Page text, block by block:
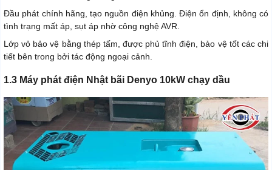
Đầu phát chính hãng, tạo nguồn điện khủng. Điện ổn định, không có
tình trạng mất áp, sụt áp nhờ công nghệ AVR.
Lớp vỏ bảo vệ bằng thép tấm, được phủ tĩnh điện, bảo vệ tốt các chi
tiết bên trong bởi tác động ngoại cảnh.
1.3 Máy phát điện Nhật bãi Denyo 10kW chạy dầu